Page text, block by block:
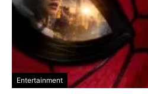
Entertainment